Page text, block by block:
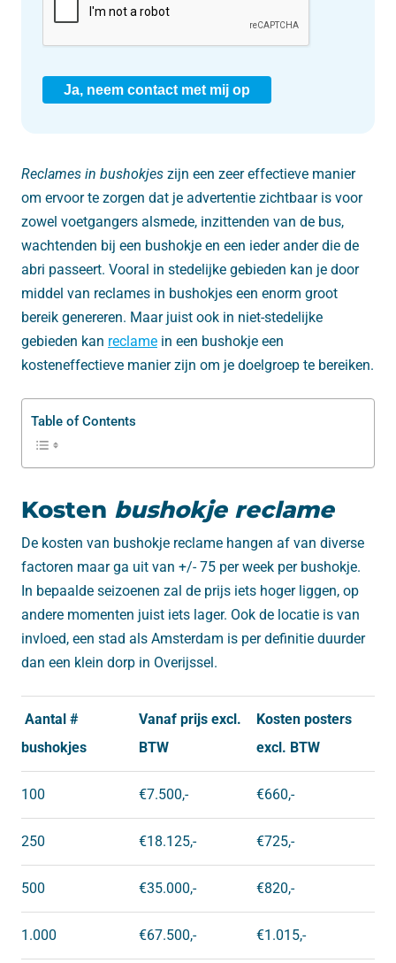
Ja, neem contact met mij op
Reclames in bushokjes zijn een zeer effectieve manier
om ervoor te zorgen dat je advertentie zichtbaar is voor
zowel voetgangers alsmede, inzittenden van de bus,
wachtenden bij een bushokje en een ieder ander die de
abri passeert. Vooral in stedelijke gebieden kan je door
middel van reclames in bushokjes een enorm groot
bereik genereren. Maar juist ook in niet-stedelijke
gebieden kan reclame in een bushokje een
kosteneffectieve manier zijn om je doelgroep te bereiken.
Table of Contents
Kosten bushokje reclame
De kosten van bushokje reclame hangen af van diverse
factoren maar ga uit van +/- 75 per week per bushokje.
In bepaalde seizoenen zal de prijs iets hoger liggen, op
andere momenten juist iets lager. Ook de locatie is van
invloed, een stad als Amsterdam is per definitie duurder
dan een klein dorp in Overijssel.
Aantal #
bushokjes
Vanaf prijs excl.
BTW
Kosten posters
excl. BTW
100 €7.500,- €660,-
250 €18.125,- €725,-
500 €35.000,- €820,-
1.000 €67.500,- €1.015,-